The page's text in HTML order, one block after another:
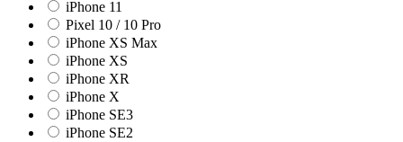
iPhone 11
Pixel 10 / 10 Pro
iPhone XS Max
iPhone XS
iPhone XR
iPhone X
iPhone SE3
iPhone SE2